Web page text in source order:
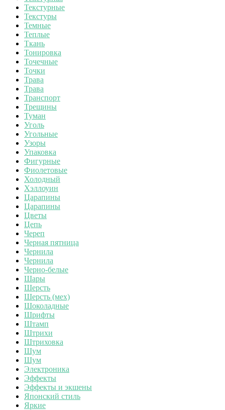
Текстурные
Текстуры
Темные
Теплые
Ткань
Тонировка
Точечные
Точки
Трава
Трава
Транспорт
Трещины
Туман
Уголь
Угольные
Узоры
Упаковка
Фигурные
Фиолетовые
Холодный
Хэллоуин
Царапины
Царапины
Цветы
Цепь
Череп
Черная пятница
Чернила
Чернила
Черно-белые
Шары
Шерсть
Шерсть (мех)
Шоколадные
Шрифты
Штамп
Штрихи
Штриховка
Шум
Шум
Электроника
Эффекты
Эффекты и экшены
Японский стиль
Яркие